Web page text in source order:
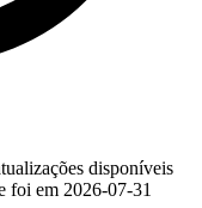
disponíveis
foi em 2026-07-31